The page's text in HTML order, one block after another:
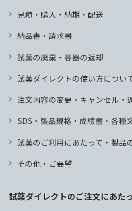
見積・購入・納期・配送
納品書・請求書
試薬の廃棄・容器の返却
試薬ダイレクトの使い方につい
注文内容の変更・キャンセル・
SDS・製品規格・成績書・各種
試薬のご利用にあたって・製品
その他・ご要望
試薬ダイレクトのご注文にあた